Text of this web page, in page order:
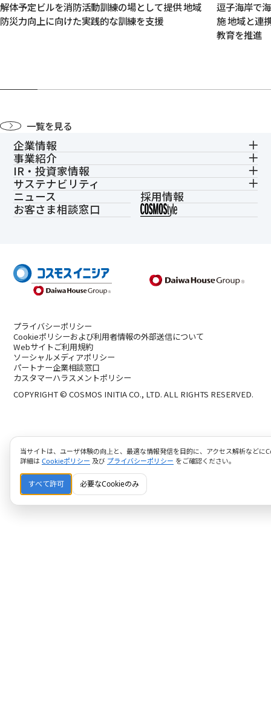
解体予定ビルを消防活動訓練の場として提供 地域
防災力向上に向けた実践的な訓練を支援
逗子海岸で
施 地域と連
教育を推進
一覧を見る
企業情報
事業紹介
IR・投資家情報
サステナビリティ
ニュース
採用情報
お客さま相談窓口
プライバシーポリシー
Cookieポリシーおよび利用者情報の外部送信について
Webサイトご利用規約
ソーシャルメディアポリシー
パートナー企業相談窓口
カスタマーハラスメントポリシー
COPYRIGHT © COSMOS INITIA CO., LTD. ALL RIGHTS RESERVED.
当サイトは、ユーザ体験の向上と、最適な情報発信を目的に、アクセス解析などに
詳細は Cookieポリシー 及び プライバシーポリシー をご確認ください。
すべて許可 必要なCookieのみ